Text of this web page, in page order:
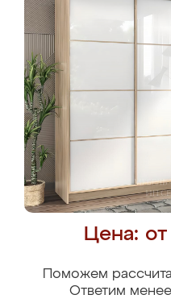
Цена:
Поможем
Ответим